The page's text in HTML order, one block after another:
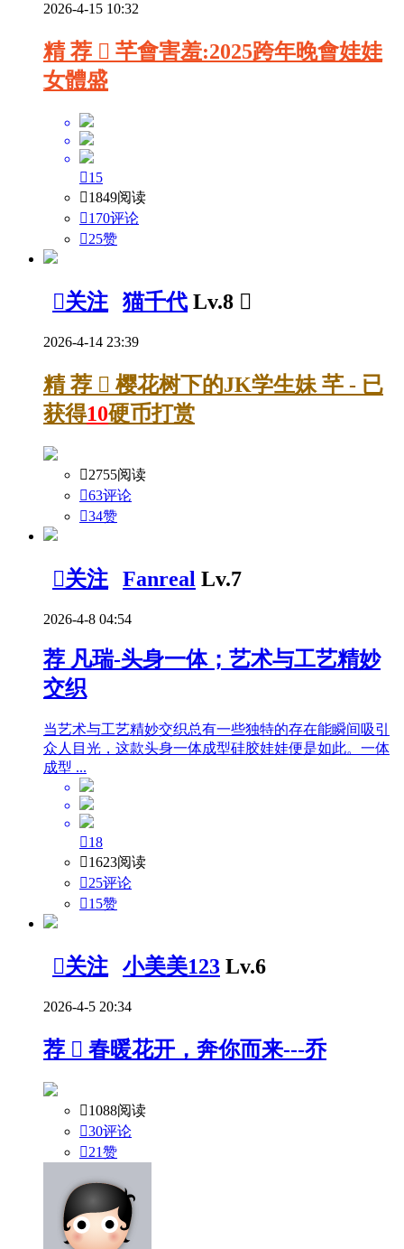
2026-4-15 10:32
精 荐  芊會害羞:2025跨年晚會娃娃
女體盛
15
1849阅读
170评论
25赞
关注 猫千代 Lv.8 
2026-4-14 23:39
精 荐  樱花树下的JK学生妹 芊 - 已
获得10硬币打赏
2755阅读
63评论
34赞
关注 Fanreal Lv.7
2026-4-8 04:54
荐 凡瑞-头身一体；艺术与工艺精妙
交织
当艺术与工艺精妙交织总有一些独特的存在能瞬间吸引
众人目光，这款头身一体成型硅胶娃娃便是如此。一体
成型 ...
18
1623阅读
25评论
15赞
关注 小美美123 Lv.6
2026-4-5 20:34
荐  春暖花开，奔你而来---乔
1088阅读
30评论
21赞